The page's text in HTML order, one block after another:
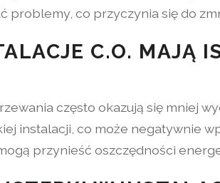
co przyczynia się do
C.O. MAJĄ
często okazują się mniej
instalacji, co może negatywnie
przynieść oszczędności